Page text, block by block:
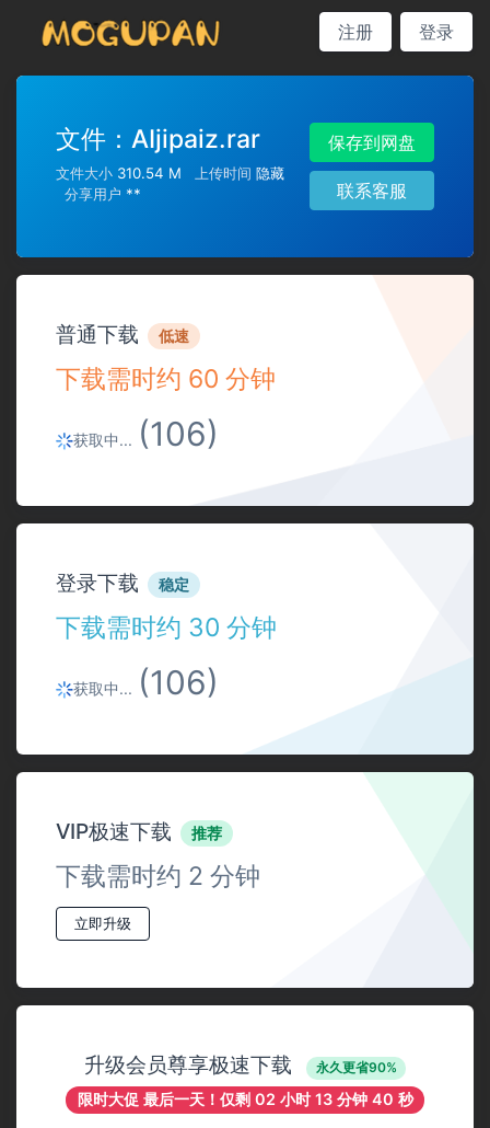
注册 登录
文件： AIjipaiz.rar
文件大小 310.54 M 上传时间 隐藏
分享用户 **
保存到网盘
联系客服
普通下载 低速
下载需时约 60 分钟
获取中... (106)
登录下载 稳定
下载需时约 30 分钟
获取中... (106)
VIP极速下载 推荐
下载需时约 2 分钟
立即升级
升级会员尊享极速下载 永久更省90%
限时大促 最后一天！仅剩 02 小时 13 分钟 40 秒